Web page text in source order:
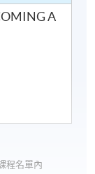
A
程名單內